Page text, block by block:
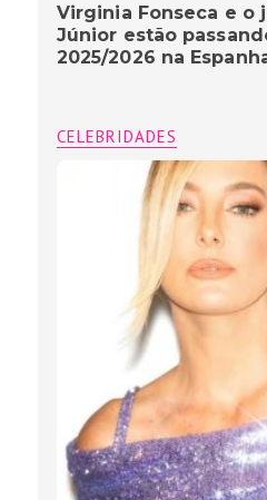
Virginia Fonseca e o
Júnior estão
2025/2026 na
CELEBRIDADES